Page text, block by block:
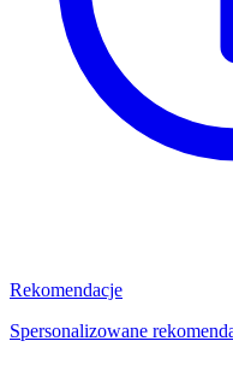
Rekomendacje
Spersonalizowane